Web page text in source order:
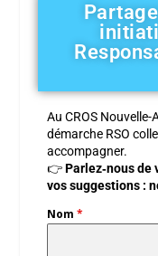
Au CROS
démarche RSO
accompagner.
👉Parlez‑nous de
vos suggestions :
Nom*